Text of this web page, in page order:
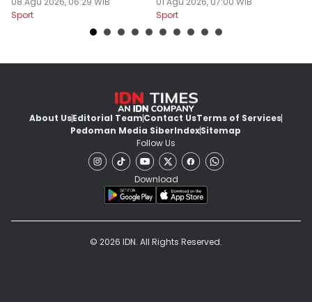
Liga 1
Sport
Gabung
Sport
About UsEditorial TeamContact UsTerms of Services
Pedoman Media SiberIndexSitemap
Follow Us
Download
© 2026 IDN. All Rights Reserved.